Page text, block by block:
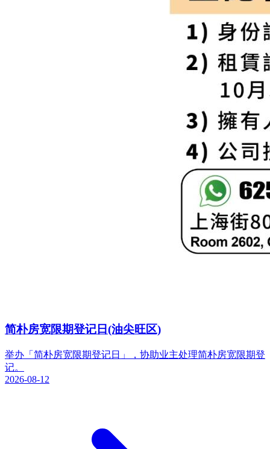
简朴房宽限期登记日(油尖旺区)
举办「简朴房宽限期登记日」，协助业主处理简朴房宽限期登
记。
2026-08-12